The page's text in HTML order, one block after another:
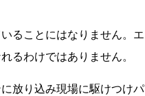
ることにはなりません。エ
るわけではありません。
放り込み現場に駆けつけパ